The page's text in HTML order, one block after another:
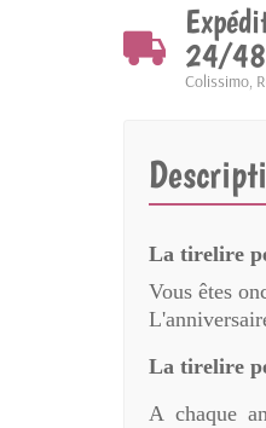
24/
Colissimo,
La tirelire
Vous êtes
La tirelire
A chaque